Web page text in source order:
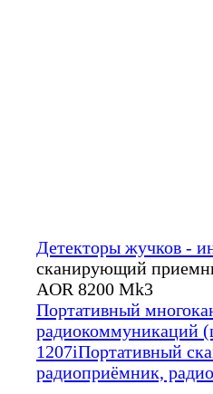
Детекторы жучков -
сканирующий
AOR 8200 Mk3
Портативный
радиокоммуникаций
1207iПортативный
радиоприёмник,